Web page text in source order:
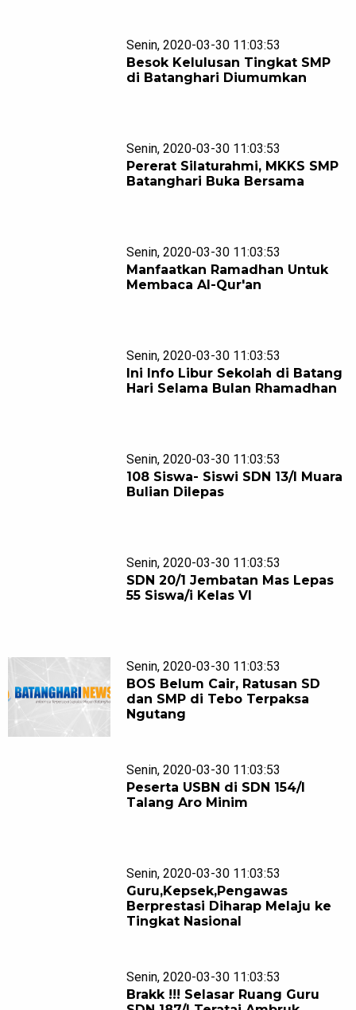
Senin, 2020-03-30 11:03:53
Besok Kelulusan Tingkat SMP
di Batanghari Diumumkan
Senin, 2020-03-30 11:03:53
Pererat Silaturahmi, MKKS SMP
Batanghari Buka Bersama
Senin, 2020-03-30 11:03:53
Manfaatkan Ramadhan Untuk
Membaca Al-Qur'an
Senin, 2020-03-30 11:03:53
Ini Info Libur Sekolah di Batang
Hari Selama Bulan Rhamadhan
Senin, 2020-03-30 11:03:53
108 Siswa- Siswi SDN 13/I Muara
Bulian Dilepas
Senin, 2020-03-30 11:03:53
SDN 20/1 Jembatan Mas Lepas
55 Siswa/i Kelas VI
Senin, 2020-03-30 11:03:53
BOS Belum Cair, Ratusan SD
dan SMP di Tebo Terpaksa
Ngutang
Senin, 2020-03-30 11:03:53
Peserta USBN di SDN 154/I
Talang Aro Minim
Senin, 2020-03-30 11:03:53
Guru,Kepsek,Pengawas
Berprestasi Diharap Melaju ke
Tingkat Nasional
Senin, 2020-03-30 11:03:53
Brakk !!! Selasar Ruang Guru